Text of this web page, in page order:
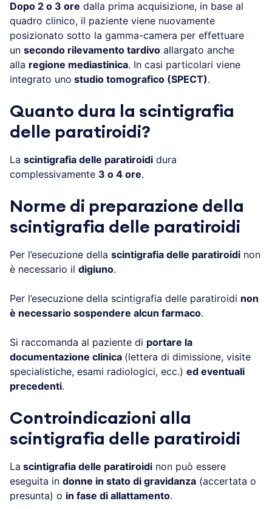
Dopo 2 o 3 ore dalla prima acquisizione, in base al
quadro clinico, il paziente viene nuovamente
posizionato sotto la gamma-camera per effettuare
un secondo rilevamento tardivo allargato anche
alla regione mediastinica. In casi particolari viene
integrato uno studio tomografico (SPECT).
Quanto dura la scintigrafia
delle paratiroidi?
La scintigrafia delle paratiroidi dura
complessivamente 3 o 4 ore.
Norme di preparazione della
scintigrafia delle paratiroidi
Per l’esecuzione della scintigrafia delle paratiroidi non
è necessario il digiuno.
Per l’esecuzione della scintigrafia delle paratiroidi non
è necessario sospendere alcun farmaco.
Si raccomanda al paziente di portare la
documentazione clinica (lettera di dimissione, visite
specialistiche, esami radiologici, ecc.) ed eventuali
precedenti.
Controindicazioni alla
scintigrafia delle paratiroidi
La scintigrafia delle paratiroidi non può essere
eseguita in donne in stato di gravidanza (accertata o
presunta) o in fase di allattamento.